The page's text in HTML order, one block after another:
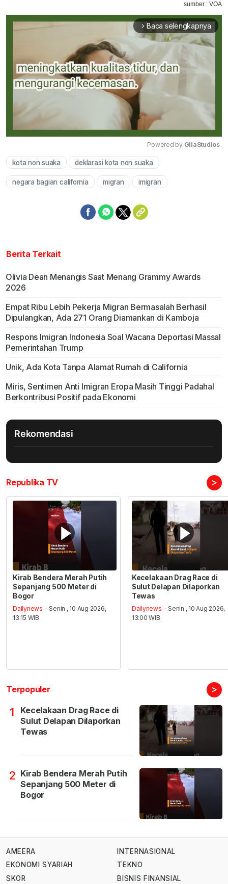
sumber : VOA
arrow_forward_ios Baca selengkapnya
Powered by GliaStudios
kota non suaka deklarasi kota non suaka
negara bagian california migran imigran
Berita Terkait
Olivia Dean Menangis Saat Menang Grammy Awards
2026
Empat Ribu Lebih Pekerja Migran Bermasalah Berhasil
Dipulangkan, Ada 271 Orang Diamankan di Kamboja
Respons Imigran Indonesia Soal Wacana Deportasi Massal
Pemerintahan Trump
Unik, Ada Kota Tanpa Alamat Rumah di California
Miris, Sentimen Anti Imigran Eropa Masih Tinggi Padahal
Berkontribusi Positif pada Ekonomi
Rekomendasi
Republika TV >
Kirab Bendera Merah Putih
Sepanjang 500 Meter di
Bogor
Dailynews - Senin , 10 Aug 2026,
13:15 WIB
Kecelakaan Drag Race di
Sulut Delapan Dilaporkan
Tewas
Dailynews - Senin , 10 Aug 2026,
13:00 WIB
Terpopuler >
1
Kecelakaan Drag Race di
Sulut Delapan Dilaporkan
Tewas
2 Kirab Bendera Merah Putih
Sepanjang 500 Meter di
Bogor
AMEERA
EKONOMI SYARIAH
SKOR
INTERNASIONAL
TEKNO
BISNIS FINANSIAL